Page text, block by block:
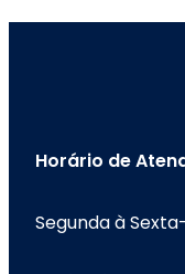
Horário de
Segunda à